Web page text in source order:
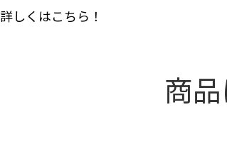
詳しくはこちら！
商